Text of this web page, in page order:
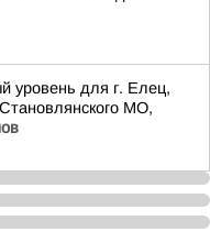
уровень для г. Елец,
МО,